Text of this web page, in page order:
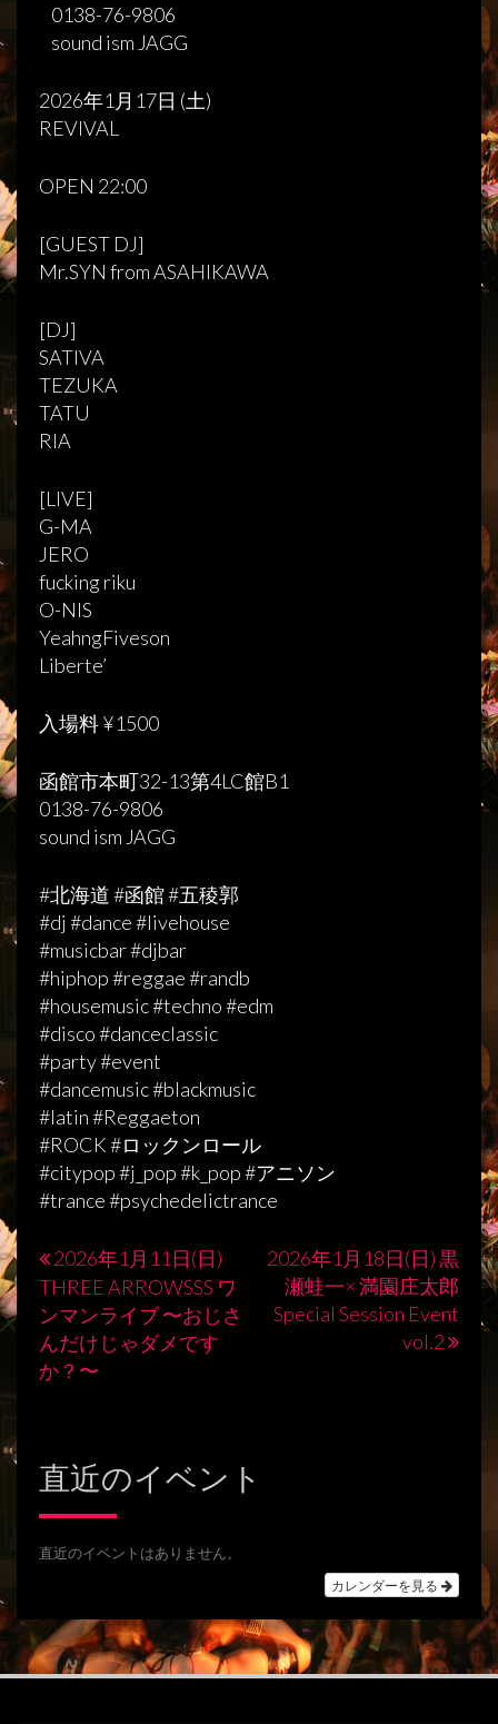
0138-76-9806
sound ism JAGG
2026年1月17日 (土)
REVIVAL
OPEN 22:00
[GUEST DJ]
Mr.SYN from ASAHIKAWA
[DJ]
SATIVA
TEZUKA
TATU
RIA
[LIVE]
G-MA
JERO
fucking riku
O-NIS
YeahngFiveson
Liberte’
入場料 ¥1500
函館市本町32-13第4LC館B1
0138-76-9806
sound ism JAGG
#北海道 #函館 #五稜郭
#dj #dance #livehouse
#musicbar #djbar
#hiphop #reggae #randb
#housemusic #techno #edm
#disco #danceclassic
#party #event
#dancemusic #blackmusic
#latin #Reggaeton
#ROCK #ロックンロール
#citypop #j_pop #k_pop #アニソン
#trance #psychedelictrance
投
稿
ナ
ビ
ー
シ
ョ
2026年1月11日(日)
THREE ARROWSSS ワ
ンマンライブ 〜おじさ
んだけじゃダメです
か？〜
2026年1月18日(日) 黒
瀬蛙一× 満園庄太郎
Special Session Event
vol.2
直近のイベント
直近のイベントはありません。
カレンダーを見る